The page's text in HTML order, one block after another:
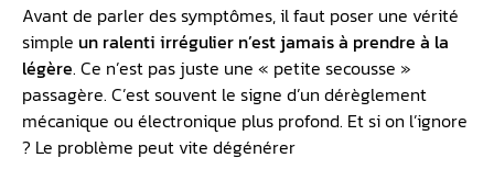
Avant de parler des symptômes, il faut poser une vérité
simple un ralenti irrégulier n’est jamais à prendre à la
légère. Ce n’est pas juste une « petite secousse »
passagère. C’est souvent le signe d’un dérèglement
mécanique ou électronique plus profond. Et si on l’ignore
? Le problème peut vite dégénérer